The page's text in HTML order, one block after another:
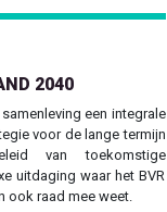
2040
een integrale
voor de lange termijn
van toekomstige
uitdaging waar het BVR
ook raad mee weet.